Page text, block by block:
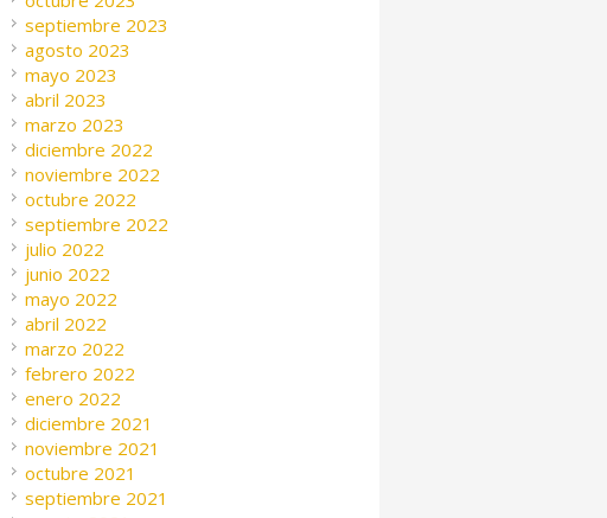
septiembre 2023
agosto 2023
mayo 2023
abril 2023
marzo 2023
diciembre 2022
noviembre 2022
octubre 2022
septiembre 2022
julio 2022
junio 2022
mayo 2022
abril 2022
marzo 2022
febrero 2022
enero 2022
diciembre 2021
noviembre 2021
octubre 2021
septiembre 2021